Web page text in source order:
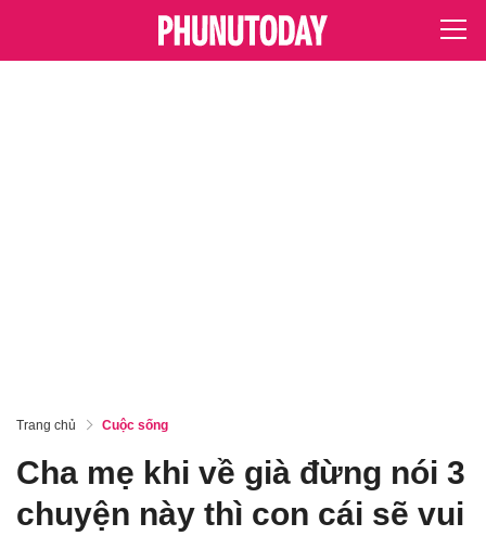
Trang chủ Cuộc sống
Cha mẹ khi về già đừng nói 3
chuyện này thì con cái sẽ vui